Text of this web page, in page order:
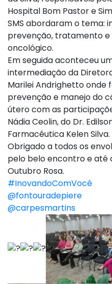
Hospital Bom Pastor e
SMS abordaram o tema:
prevenção, tratamento
oncológico.
Em seguida aconteceu
intermediação da
Marilei Andrighetto onde
prevenção e manejo do
útero com as
Nádia Ceolin, do Dr.
Farmacêutica Kelen Silva.
Obrigado a todos os
pelo belo encontro e até
Outubro Rosa.
#InovandoComVocê
@fontouradepiere
@carpesmartins